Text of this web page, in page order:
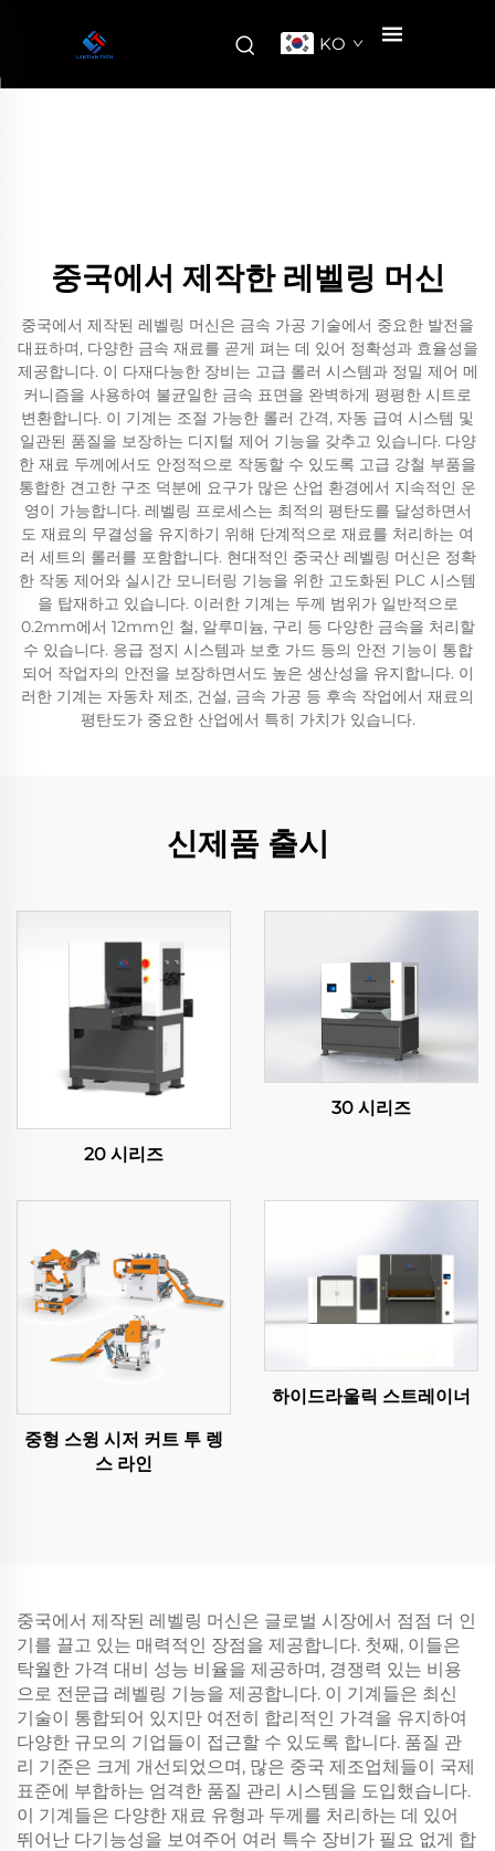
KO
중국에서 제작한 레벨링 머신
중국에서 제작된 레벨링 머신은 금속 가공 기술에서 중요한 발전을
대표하며, 다양한 금속 재료를 곧게 펴는 데 있어 정확성과 효율성을
제공합니다. 이 다재다능한 장비는 고급 롤러 시스템과 정밀 제어 메
커니즘을 사용하여 불균일한 금속 표면을 완벽하게 평평한 시트로
변환합니다. 이 기계는 조절 가능한 롤러 간격, 자동 급여 시스템 및
일관된 품질을 보장하는 디지털 제어 기능을 갖추고 있습니다. 다양
한 재료 두께에서도 안정적으로 작동할 수 있도록 고급 강철 부품을
통합한 견고한 구조 덕분에 요구가 많은 산업 환경에서 지속적인 운
영이 가능합니다. 레벨링 프로세스는 최적의 평탄도를 달성하면서
도 재료의 무결성을 유지하기 위해 단계적으로 재료를 처리하는 여
러 세트의 롤러를 포함합니다. 현대적인 중국산 레벨링 머신은 정확
한 작동 제어와 실시간 모니터링 기능을 위한 고도화된 PLC 시스템
을 탑재하고 있습니다. 이러한 기계는 두께 범위가 일반적으로
0.2mm에서 12mm인 철, 알루미늄, 구리 등 다양한 금속을 처리할
수 있습니다. 응급 정지 시스템과 보호 가드 등의 안전 기능이 통합
되어 작업자의 안전을 보장하면서도 높은 생산성을 유지합니다. 이
러한 기계는 자동차 제조, 건설, 금속 가공 등 후속 작업에서 재료의
평탄도가 중요한 산업에서 특히 가치가 있습니다.
신제품 출시
20 시리즈
30 시리즈
중형 스윙 시저 커트 투 렝
스 라인
하이드라울릭 스트레이너
중국에서 제작된 레벨링 머신은 글로벌 시장에서 점점 더 인
기를 끌고 있는 매력적인 장점을 제공합니다. 첫째, 이들은
탁월한 가격 대비 성능 비율을 제공하며, 경쟁력 있는 비용
으로 전문급 레벨링 기능을 제공합니다. 이 기계들은 최신
기술이 통합되어 있지만 여전히 합리적인 가격을 유지하여
다양한 규모의 기업들이 접근할 수 있도록 합니다. 품질 관
리 기준은 크게 개선되었으며, 많은 중국 제조업체들이 국제
표준에 부합하는 엄격한 품질 관리 시스템을 도입했습니다.
이 기계들은 다양한 재료 유형과 두께를 처리하는 데 있어
뛰어난 다기능성을 보여주어 여러 특수 장비가 필요 없게 합